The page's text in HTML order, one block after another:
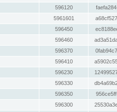
596120
5961601
596450
596460
596370
596410
596230
596330
596350
596300